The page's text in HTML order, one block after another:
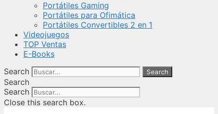
Portátiles Gaming
Portátiles para Ofimática
Portátiles Convertibles 2 en 1
Videojuegos
TOP Ventas
E-Books
Search
Search
Search
Search
Close this search box.